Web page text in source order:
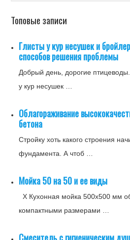
Топовые записи
Глисты у кур несушек и
способов решения проблемы
Добрый день, дорогие птицеводы.
у кур несушек …
Облагораживание
бетона
Стройку хоть какого строения
фундамента. А чтоб …
Мойка 50 на 50 и ее виды
X Кухонная мойка 500х500 мм
компактными размерами …